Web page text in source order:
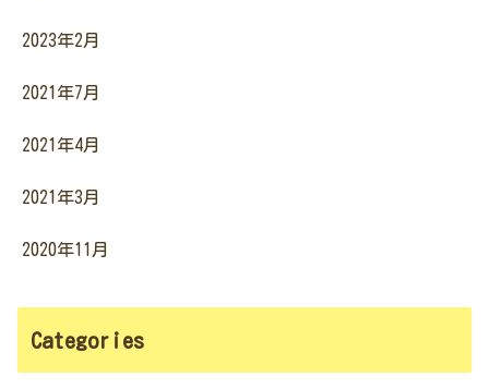
2023年2月
2021年7月
2021年4月
2021年3月
2020年11月
Categories